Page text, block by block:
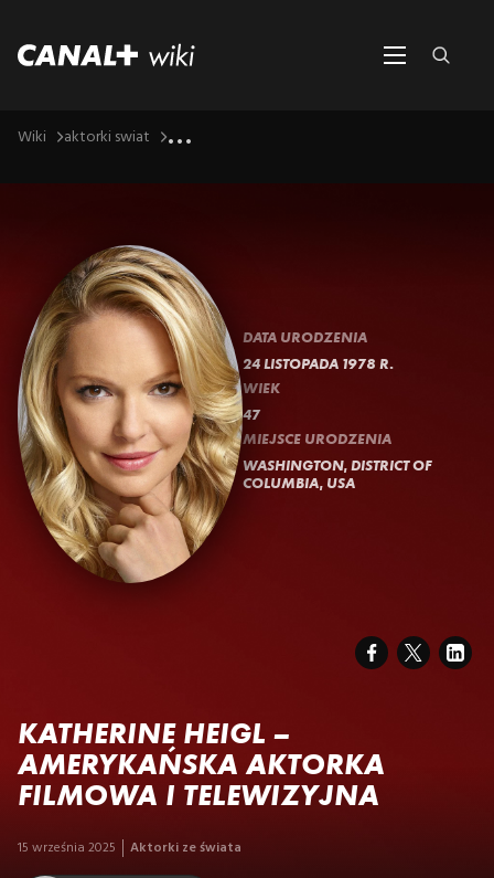
Wiki aktorki swiat ...
DATA URODZENIA
24 LISTOPADA 1978 R.
WIEK
47
MIEJSCE URODZENIA
WASHINGTON, DISTRICT OF
COLUMBIA, USA
KATHERINE HEIGL –
AMERYKAŃSKA AKTORKA
FILMOWA I TELEWIZYJNA
15 września 2025 Aktorki ze świata